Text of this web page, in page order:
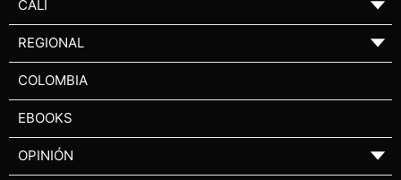
CALI ▼
REGIONAL ▼
COLOMBIA
EBOOKS
OPINIÓN ▼